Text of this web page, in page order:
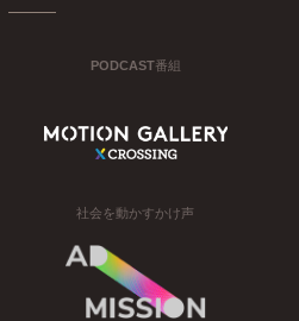
PODCAST番組
社会を動かすかけ声